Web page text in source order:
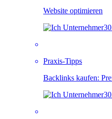
Website optimieren
Praxis-Tipps
Backlinks kaufen: